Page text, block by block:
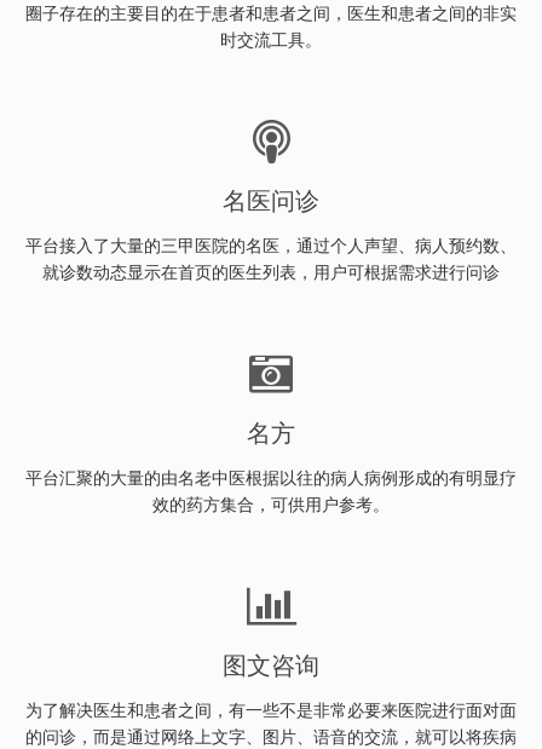
圈子存在的主要目的在于患者和患者之间，医生和患者之间的非实
时交流工具。
名医问诊
平台接入了大量的三甲医院的名医，通过个人声望、病人预约数、
就诊数动态显示在首页的医生列表，用户可根据需求进行问诊
名方
平台汇聚的大量的由名老中医根据以往的病人病例形成的有明显疗
效的药方集合，可供用户参考。
图文咨询
为了解决医生和患者之间，有一些不是非常必要来医院进行面对面
的问诊，而是通过网络上文字、图片、语音的交流，就可以将疾病